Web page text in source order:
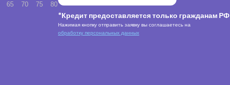
65 70 75 80
*Кредит предоставляется только гражданам РФ
Нажимая кнопку отправить заявку вы соглашаетесь на
обработку персональных данных